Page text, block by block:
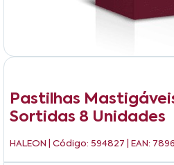
Pastilhas
Sortidas 8 Unidades
HALEON | Código: 594827 | EAN: